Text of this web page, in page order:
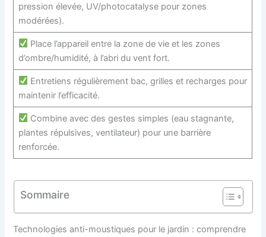
pression élevée, UV/photocatalyse pour zones
modérées).
Place l’appareil entre la zone de vie et les zones
d’ombre/humidité, à l’abri du vent fort.
Entretiens régulièrement bac, grilles et recharges pour
maintenir l’efficacité.
Combine avec des gestes simples (eau stagnante,
plantes répulsives, ventilateur) pour une barrière
renforcée.
Sommaire
Technologies anti-moustiques pour le jardin : comprendre